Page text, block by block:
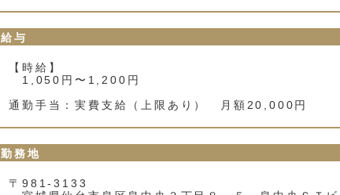
給与
【時給】
1,050円〜1,200円
通勤手当：実費支給（上限あり） 月額20,000円
勤務地
〒981-3133